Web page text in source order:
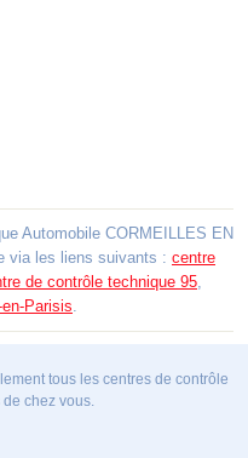
Automobile CORMEILLES EN
via les liens suivants : centre
de contrôle technique 95,
Parisis.
tous les centres de contrôle
chez vous.